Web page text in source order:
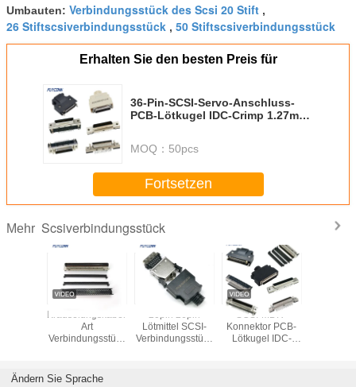
Umbauten: Verbindungsstück des Scsi 20 Stift ,
26 Stiftscsiverbindungsstück , 50 Stiftscsiverbindungsstück
Erhalten Sie den besten Preis für
36-Pin-SCSI-Servo-Anschluss-
PCB-Lötkugel IDC-Crimp 1.27mm-
MOQ： 50pcs
Fortsetzen
Mehr Scsiverbindungsstück
Kräuselungskabel-
Art
Verbindungsstück
IDC des
20pin 26pin
Lötmittel SCSI-
Verbindungsstück
SCSI-MDR-
Konnektor PCB-
Lötkugel IDC-
Ändern Sie Sprache